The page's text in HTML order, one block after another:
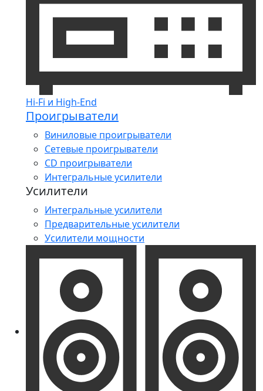
Hi-Fi и High-End
Проигрыватели
Виниловые проигрыватели
Сетевые проигрыватели
CD проигрыватели
Интегральные усилители
Усилители
Интегральные усилители
Предварительные усилители
Усилители мощности